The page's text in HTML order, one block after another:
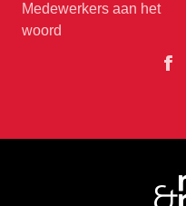
Medewerkers aan het
woord